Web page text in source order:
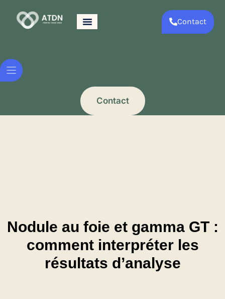
Contact
Contact
Nodule au foie et gamma GT :
comment interpréter les
résultats d’analyse